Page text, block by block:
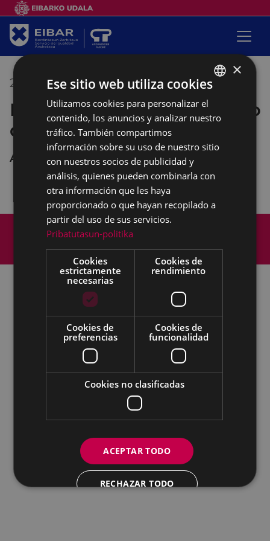
27/10/2020 17:30 -19:30
Espacio de encuentro diverso
de mujeres
Andretxea
Mapa del Sitio
Aviso legal
Política de cookies
Accesibilidad
Todas las redes sociales del Ayuntamiento
Eibarko Andretxea - Isasi kalea, 11 | 20600 Eibar
Andretxea: 943 54 39 38
Igualdad: 943 70 84 40
andretxea@eibar.eus
berdintasuna@eibar.eus
IFZ: P2003100A | DIR3 L01200300
BASQUE
SPANISH
×
Ese sitio web utiliza cookies
Utilizamos cookies para personalizar el
contenido, los anuncios y analizar nuestro
tráfico. También compartimos
información sobre su uso de nuestro sitio
con nuestros socios de publicidad y
análisis, quienes pueden combinarla con
otra información que les haya
proporcionado o que hayan recopilado a
partir del uso de sus servicios.
Pribatutasun-politika
Cookies
estrictamente
necesarias
Cookies de
rendimiento
Cookies de
preferencias
Cookies de
funcionalidad
Cookies no clasificadas
ACEPTAR TODO
RECHAZAR TODO